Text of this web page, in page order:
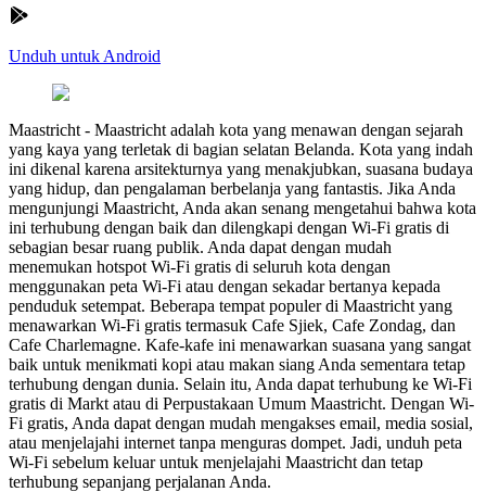
Unduh untuk Android
Maastricht - Maastricht adalah kota yang menawan dengan sejarah
yang kaya yang terletak di bagian selatan Belanda. Kota yang indah
ini dikenal karena arsitekturnya yang menakjubkan, suasana budaya
yang hidup, dan pengalaman berbelanja yang fantastis. Jika Anda
mengunjungi Maastricht, Anda akan senang mengetahui bahwa kota
ini terhubung dengan baik dan dilengkapi dengan Wi-Fi gratis di
sebagian besar ruang publik. Anda dapat dengan mudah
menemukan hotspot Wi-Fi gratis di seluruh kota dengan
menggunakan peta Wi-Fi atau dengan sekadar bertanya kepada
penduduk setempat. Beberapa tempat populer di Maastricht yang
menawarkan Wi-Fi gratis termasuk Cafe Sjiek, Cafe Zondag, dan
Cafe Charlemagne. Kafe-kafe ini menawarkan suasana yang sangat
baik untuk menikmati kopi atau makan siang Anda sementara tetap
terhubung dengan dunia. Selain itu, Anda dapat terhubung ke Wi-Fi
gratis di Markt atau di Perpustakaan Umum Maastricht. Dengan Wi-
Fi gratis, Anda dapat dengan mudah mengakses email, media sosial,
atau menjelajahi internet tanpa menguras dompet. Jadi, unduh peta
Wi-Fi sebelum keluar untuk menjelajahi Maastricht dan tetap
terhubung sepanjang perjalanan Anda.